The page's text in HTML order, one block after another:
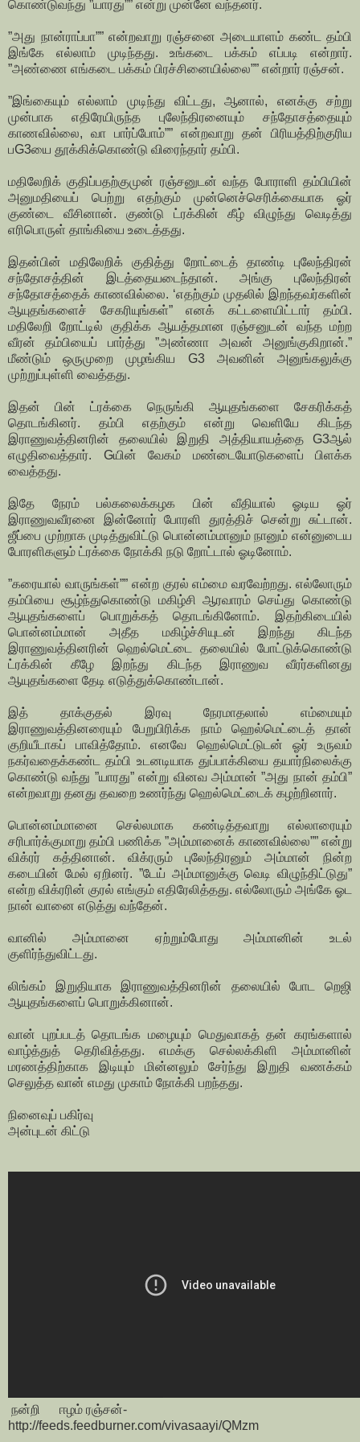
கொண்டுவந்து ”யாரது”” என்று முன்னே வந்தனர்.
”அது நான்ராப்பா”” என்றவாறு ரஞ்சனை அடையாளம் கண்ட தம்பி
இங்கே எல்லாம் முடிந்தது. உங்கடை பக்கம் எப்படி என்றார்.
”அண்ணை எங்கடை பக்கம் பிரச்சினையில்லை”” என்றார் ரஞ்சன்.
”இங்கையும் எல்லாம் முடிந்து விட்டது, ஆனால், எனக்கு சற்று
முன்பாக எதிரேயிருந்த புலேந்திரனையும் சந்தோசத்தையும்
காணவில்லை, வா பார்ப்போம்”” என்றவாறு தன் பிரியத்திற்குரிய
பG3யை தூக்கிக்கொண்டு விரைந்தார் தம்பி.
மதிலேறிக் குதிப்பதற்குமுன் ரஞ்சனுடன் வந்த போராளி தம்பியின்
அனுமதியைப் பெற்று எதற்கும் முன்னெச்செரிக்கையாக ஓர்
குண்டை வீசினான். குண்டு ட்ரக்கின் கீழ் விழுந்து வெடித்து
எரிபொருள் தாங்கியை உடைத்தது.
இதன்பின் மதிலேறிக் குதித்து றோட்டைத் தாண்டி புலேந்திரன்
சந்தோசத்தின் இடத்தையடைந்தான். அங்கு புலேந்திரன்
சந்தோசத்தைக் காணவில்லை. ‘எதற்கும் முதலில் இறந்தவர்களின்
ஆயுதங்களைச் சேகரியுங்கள்” எனக் கட்டளையிட்டார் தம்பி.
மதிலேறி றோட்டில் குதிக்க ஆயத்தமான ரஞ்சனுடன் வந்த மற்ற
வீரன் தம்பியைப் பார்த்து ”அண்ணா அவன் அனுங்குகிறான்.”
மீண்டும் ஒருமுறை முழங்கிய G3 அவனின் அனுங்கலுக்கு
முற்றுப்புள்ளி வைத்தது.
இதன் பின் ட்ரக்கை நெருங்கி ஆயுதங்களை சேகரிக்கத்
தொடங்கினர். தம்பி எதற்கும் என்று வெளியே கிடந்த
இராணுவத்தினரின் தலையில் இறுதி அத்தியாயத்தை G3ஆல்
எழுதிவைத்தார். Gயின் வேகம் மண்டையோடுகளைப் பிளக்க
வைத்தது.
இதே நேரம் பல்கலைக்கழக பின் வீதியால் ஓடிய ஓர்
இராணுவவீரனை இன்னோர் போரளி துரத்திச் சென்று சுட்டான்.
ஜீப்பை முற்றாக முடித்துவிட்டு பொன்னம்மானும் நானும் என்னுடைய
போரளிகளும் ட்ரக்கை நோக்கி நடு றோட்டால் ஓடினோம்.
”கரையால் வாருங்கள்”” என்ற குரல் எம்மை வரவேற்றது. எல்லோரும்
தம்பியை சூழ்ந்துகொண்டு மகிழ்சி ஆரவாரம் செய்து கொண்டு
ஆயுதங்களைப் பொறுக்கத் தொடங்கினோம். இதற்கிடையில்
பொன்னம்மான் அதீத மகிழ்ச்சியுடன் இறந்து கிடந்த
இராணுவத்தினரின் ஹெல்மெட்டை தலையில் போட்டுக்கொண்டு
ட்ரக்கின் கீழே இறந்து கிடந்த இராணுவ வீரர்களினது
ஆயுதங்களை தேடி எடுத்துக்கொண்டான்.
இத் தாக்குதல் இரவு நேரமாதலால் எம்மையும்
இராணுவத்தினரையும் பேறுபிரிக்க நாம் ஹெல்மெட்டைத் தான்
குறியீடாகப் பாவித்தோம். எனவே ஹெல்மெட்டுடன் ஓர் உருவம்
நகர்வதைக்கண்ட தம்பி உடனடியாக துப்பாக்கியை தயார்நிலைக்கு
கொண்டு வந்து ”யாரது” என்று வினவ அம்மான் ”அது நான் தம்பி”
என்றவாறு தனது தவறை உணர்ந்து ஹெல்மெட்டைக் கழற்றினார்.
பொன்னம்மானை செல்லமாக கண்டித்தவாறு எல்லாரையும்
சரிபார்க்குமாறு தம்பி பணிக்க ”அம்மானைக் காணவில்லை”” என்று
விக்ரர் கத்தினான். விக்ரரும் புலேந்திரனும் அம்மான் நின்ற
கடையின் மேல் ஏறினர். ”டேய் அம்மானுக்கு வெடி விழுந்திட்டுது”
என்ற விக்ரரின் குரல் எங்கும் எதிரேலித்தது. எல்லோரும் அங்கே ஓட
நான் வானை எடுத்து வந்தேன்.
வானில் அம்மானை ஏற்றும்போது அம்மானின் உடல்
குளிர்ந்துவிட்டது.
லிங்கம் இறுதியாக இராணுவத்தினரின் தலையில் போட றெஜி
ஆயுதங்களைப் பொறுக்கினான்.
வான் புறப்படத் தொடங்க மழையும் மெதுவாகத் தன் கரங்களால்
வாழ்த்துத் தெரிவித்தது. எமக்கு செல்லக்கிளி அம்மானின்
மரணத்திற்காக இடியும் மின்னலும் சேர்ந்து இறுதி வணக்கம்
செலுத்த வான் எமது முகாம் நோக்கி பறந்தது.
நினைவுப் பகிர்வு
அன்புடன் கிட்டு
நன்றி ஈழம் ரஞ்சன்-
http://feeds.feedburner.com/vivasaayi/QMzm